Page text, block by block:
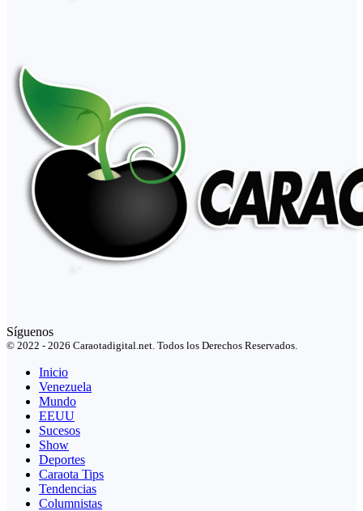
Síguenos
© 2022 - 2026 Caraotadigital.net. Todos los Derechos Reservados.
Inicio
Venezuela
Mundo
EEUU
Sucesos
Show
Deportes
Caraota Tips
Tendencias
Columnistas